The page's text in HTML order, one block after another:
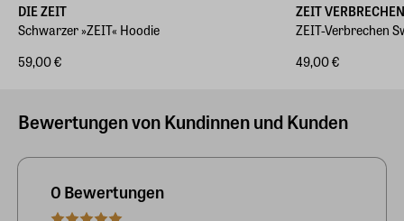
DIE ZEIT
Schwarzer »ZEIT« Hoodie
59,00 €
ZEIT VERBRECHEN
ZEIT-Verbrechen
49,00 €
Bewertungen von Kundinnen und Kunden
0 Bewertungen